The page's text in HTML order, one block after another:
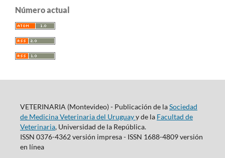
Número actual
VETERINARIA (Montevideo) - Publicación de laSociedad
de Medicina Veterinaria del Uruguayy de la Facultad de
Veterinaria, Universidad de la República.
ISSN 0376-4362 versión impresa - ISSN 1688-4809 versión
en línea